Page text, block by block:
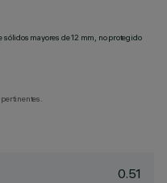
sólidos mayores de 12 mm, no protegido
0.51